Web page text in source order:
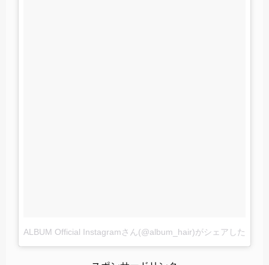
ALBUM Official Instagramさん(@album_hair)がシェアした投稿